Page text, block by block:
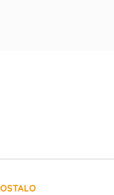
OSTALO